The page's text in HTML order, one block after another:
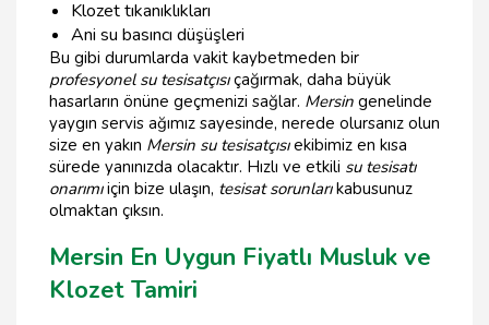
Klozet tıkanıklıkları
Ani su basıncı düşüşleri
Bu gibi durumlarda vakit kaybetmeden bir
profesyonel su tesisatçısıçağırmak, daha büyük
hasarların önüne geçmenizi sağlar. Mersin genelinde
yaygın servis ağımız sayesinde, nerede olursanız olun
size en yakın Mersin su tesisatçısıekibimiz en kısa
sürede yanınızda olacaktır. Hızlı ve etkili su tesisatı
onarımıiçin bize ulaşın, tesisat sorunlarıkabusunuz
olmaktan çıksın.
Mersin En Uygun Fiyatlı Musluk ve
Klozet Tamiri